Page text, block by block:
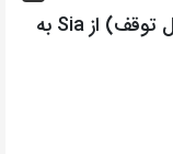
آهنگ انگلیسی Unstoppable(غیر قابل توقف) از Sia به